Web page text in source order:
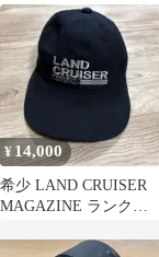
本 山海堂
¥ 14,000
希少 LAND CRUISER
MAGAZINE ランク